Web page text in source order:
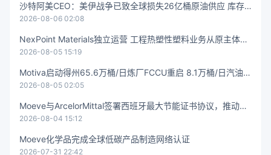
沙特阿美CEO：美伊战争已致全球损失26亿桶原油供应 库存
告急
2026-08-06 02:08
NexPoint Materials独立运营 工程热塑性塑料业务从原主体剥
离
2026-08-05 15:19
Motiva启动得州65.6万桶/日炼厂FCCU重启 8.1万桶/日汽油装
置恢复生产
2026-08-05 02:05
Moeve与ArcelorMittal签署西班牙最大节能证书协议，推动钢
铁脱碳
2026-08-04 15:12
Moeve化学品完成全球低碳产品制造网络认证
2026-07-31 22:42